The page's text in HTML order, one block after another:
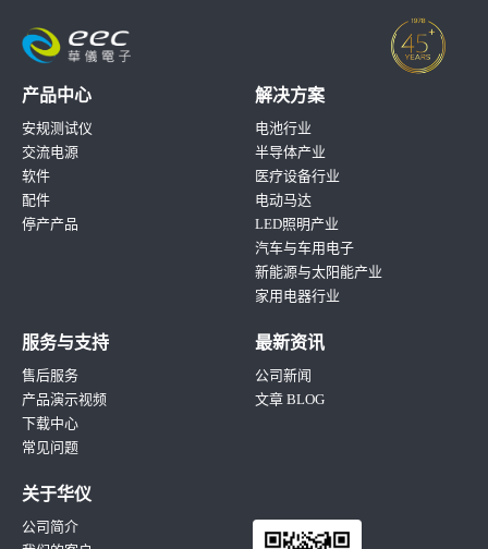
产品中心
安规测试仪
交流电源
软件
配件
停产产品
解决方案
电池行业
半导体产业
医疗设备行业
电动马达
LED照明产业
汽车与车用电子
新能源与太阳能产业
家用电器行业
服务与支持
售后服务
产品演示视频
下载中心
常见问题
最新资讯
公司新闻
文章 BLOG
关于华仪
公司简介